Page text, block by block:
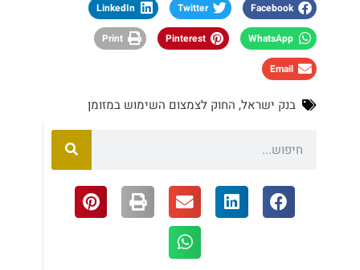
Facebook
Twitter
LinkedIn
WhatsApp
Pinterest
Print
Email
בנק ישראל, החוק לצמצום השימוש במזומן